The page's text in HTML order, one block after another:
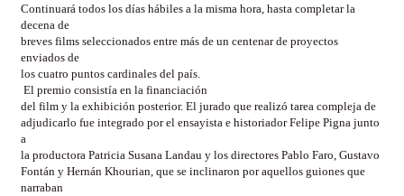
Continuará todos los días hábiles a la misma hora, hasta completar la
decena de
breves films seleccionados entre más de un centenar de proyectos
enviados de
los cuatro puntos cardinales del país.
El premio consistía en la financiación
del film y la exhibición posterior. El jurado que realizó tarea compleja de
adjudicarlo fue integrado por el ensayista e historiador Felipe Pigna junto
a
la productora Patricia Susana Landau y los directores Pablo Faro, Gustavo
Fontán y Hernán Khourian, que se inclinaron por aquellos guiones que
narraban